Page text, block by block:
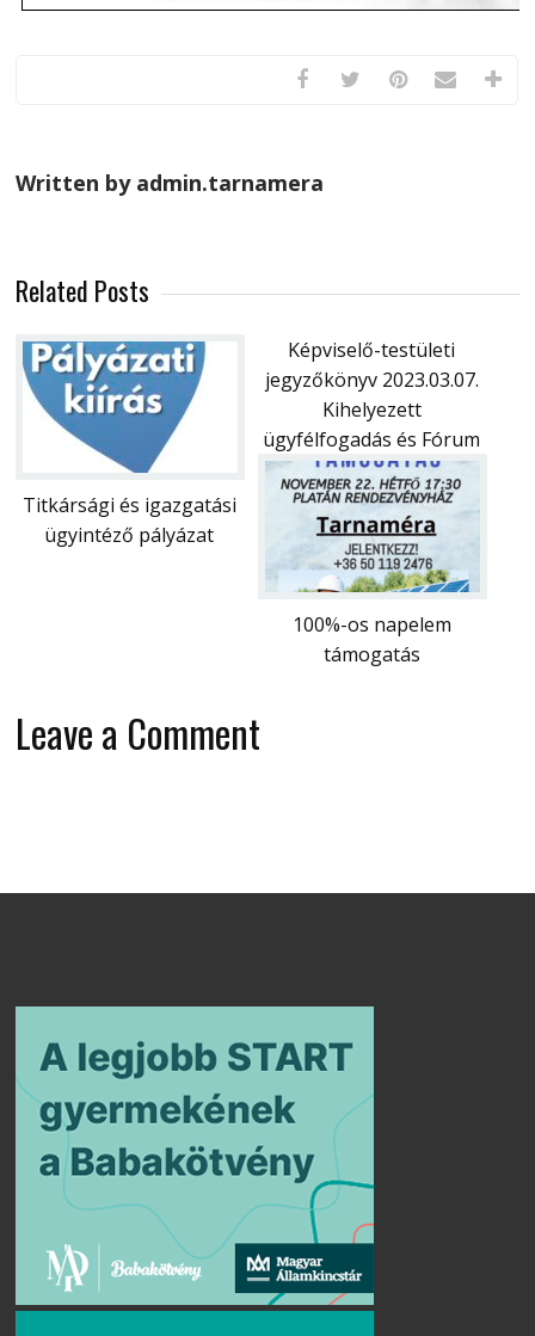
Written by admin.tarnamera
Related Posts
Titkársági és igazgatási
ügyintéző pályázat
Képviselő-testületi
jegyzőkönyv 2023.03.07.
Kihelyezett
ügyfélfogadás és Fórum
100%-os napelem
támogatás
Leave a Comment